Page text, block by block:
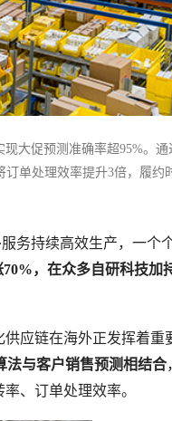
大促预测准确率超95%。通
单处理效率提升3倍，履约
东物流在欧美设立逆向维保
务持续高效生产，一个
，在众多自研科技加
应链在海外正发挥着重
法与客户销售预测相结合
、订单处理效率。